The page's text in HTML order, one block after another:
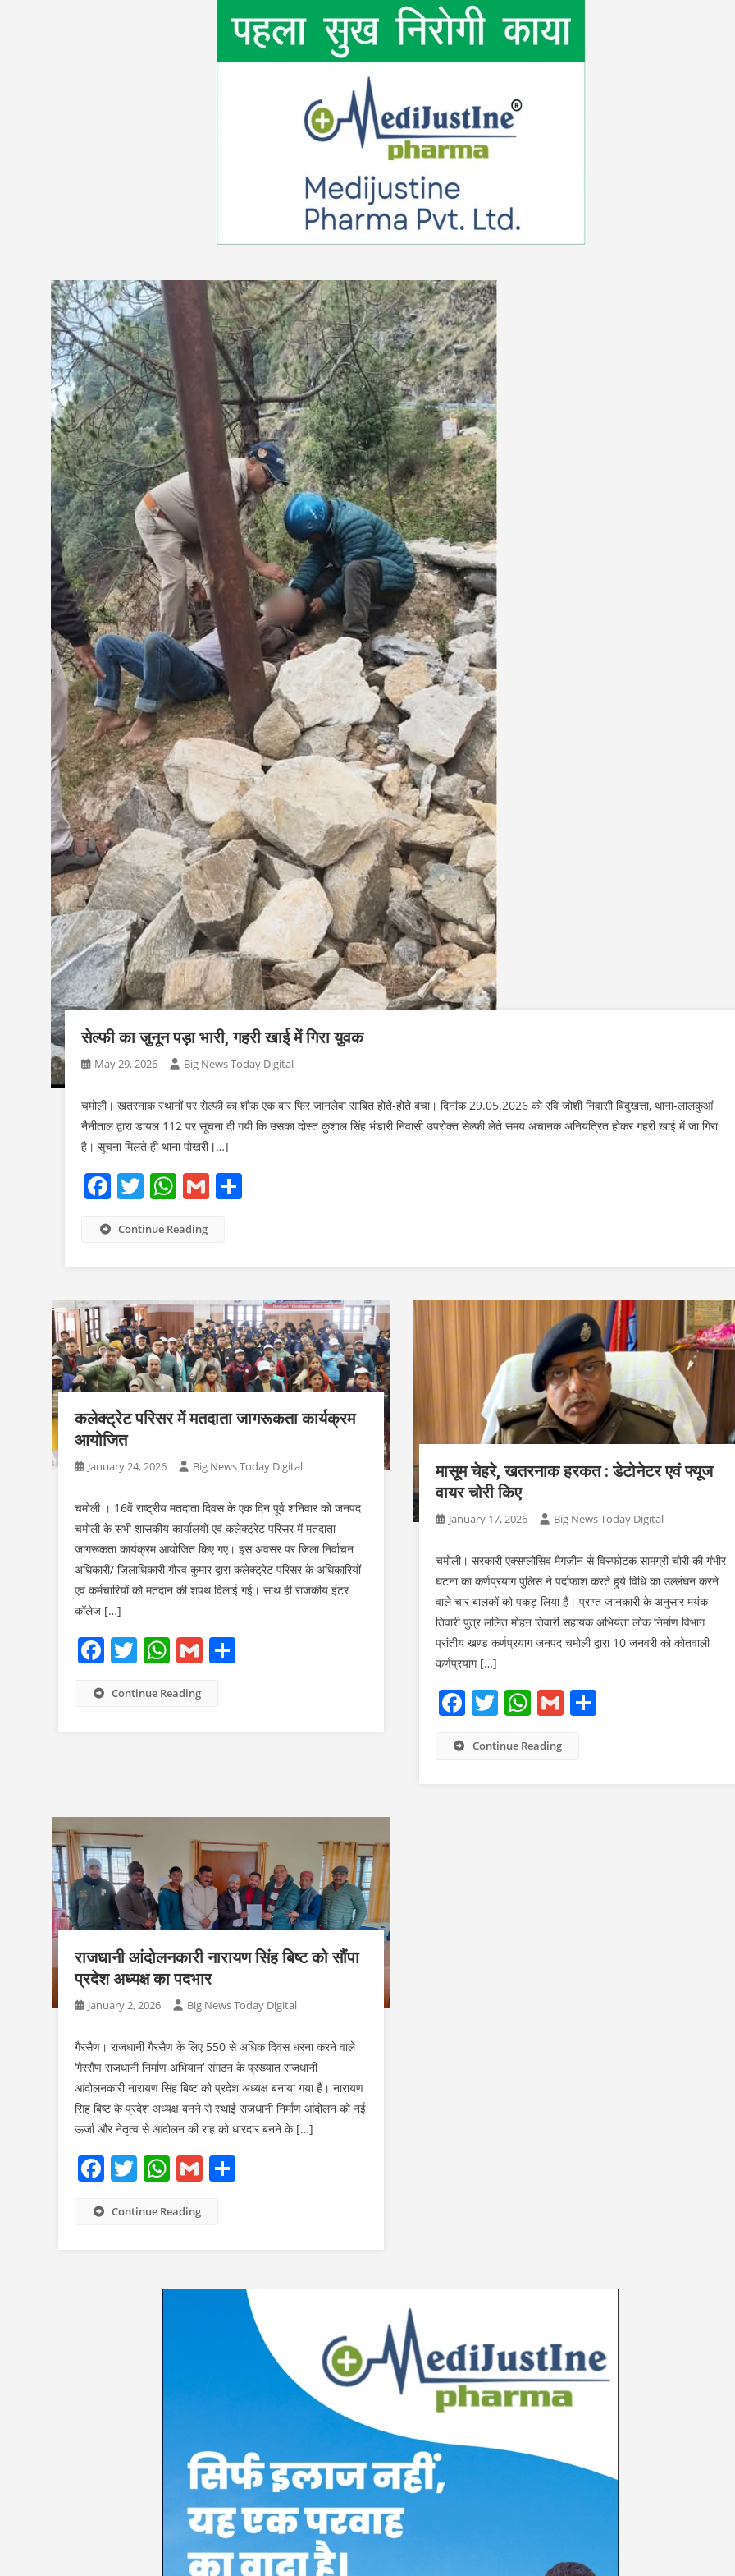
सेल्फी का जुनून पड़ा भारी, गहरी खाई में गिरा युवक
May 29, 2026 Big News Today Digital
चमोली। खतरनाक स्थानों पर सेल्फी का शौक एक बार फिर जानलेवा साबित होते-होते बचा। दिनांक 29.05.2026 को रवि जोशी निवासी बिंदुखत्ता, थाना-लालकुआं
नैनीताल द्वारा डायल 112 पर सूचना दी गयी कि उसका दोस्त कुशाल सिंह भंडारी निवासी उपरोक्त सेल्फी लेते समय अचानक अनियंत्रित होकर गहरी खाई में जा गिरा
है। सूचना मिलते ही थाना पोखरी […]
Facebook
Twitter
WhatsApp
Gmail
Continue Reading
कलेक्ट्रेट परिसर में मतदाता जागरूकता कार्यक्रम
आयोजित
January 24, 2026 Big News Today Digital
चमोली । 16वें राष्ट्रीय मतदाता दिवस के एक दिन पूर्व शनिवार को जनपद
चमोली के सभी शासकीय कार्यालयों एवं कलेक्ट्रेट परिसर में मतदाता
जागरूकता कार्यक्रम आयोजित किए गए। इस अवसर पर जिला निर्वाचन
अधिकारी/ जिलाधिकारी गौरव कुमार द्वारा कलेक्ट्रेट परिसर के अधिकारियों
एवं कर्मचारियों को मतदान की शपथ दिलाई गई। साथ ही राजकीय इंटर
कॉलेज […]
Facebook
Twitter
WhatsApp
Gmail
Continue Reading
मासूम चेहरे, खतरनाक हरकत : डेटोनेटर एवं फ्यूज
वायर चोरी किए
January 17, 2026 Big News Today Digital
चमोली। सरकारी एक्सप्लोसिव मैगजीन से विस्फोटक सामग्री चोरी की गंभीर
घटना का कर्णप्रयाग पुलिस ने पर्दाफाश करते हुये विधि का उल्लंघन करने
वाले चार बालकों को पकड़ लिया हैं। प्राप्त जानकारी के अनुसार मयंक
तिवारी पुत्र ललित मोहन तिवारी सहायक अभियंता लोक निर्माण विभाग
प्रांतीय खण्ड कर्णप्रयाग जनपद चमोली द्वारा 10 जनवरी को कोतवाली
कर्णप्रयाग […]
Facebook
Twitter
WhatsApp
GmailShare
Continue Reading
राजधानी आंदोलनकारी नारायण सिंह बिष्ट को सौंपा
प्रदेश अध्यक्ष का पदभार
January 2, 2026 Big News Today Digital
गैरसैण। राजधानी गैरसैण के लिए 550 से अधिक दिवस धरना करने वाले
‘गैरसैण राजधानी निर्माण अभियान’ संगठन के प्रख्यात राजधानी
आंदोलनकारी नारायण सिंह बिष्ट को प्रदेश अध्यक्ष बनाया गया हैं। नारायण
सिंह बिष्ट के प्रदेश अध्यक्ष बनने से स्थाई राजधानी निर्माण आंदोलन को नई
ऊर्जा और नेतृत्व से आंदोलन की राह को धारदार बनने के […]
Facebook
Twitter
WhatsApp
Gmail
Continue Reading